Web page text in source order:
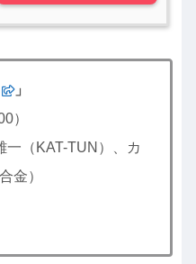
」
）
一（KAT-TUN）、カ
金）